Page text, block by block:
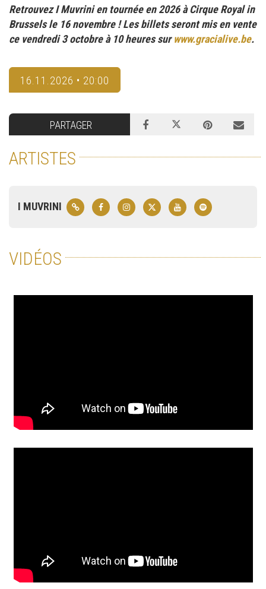
Retrouvez I Muvrini en tournée en 2026 à Cirque Royal in
Brussels le 16 novembre ! Les billets seront mis en vente
ce vendredi 3 octobre à 10 heures surwww.gracialive.be.
16.11.2026 • 20:00
PARTAGER
ARTISTES
I MUVRINI
VIDÉOS